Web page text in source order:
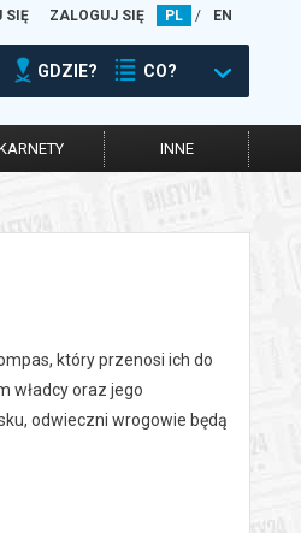
SIĘ ZALOGUJ SIĘ PL / EN
GDZIE? CO?
INNE
który przenosi ich do
władcy oraz jego
odwieczni wrogowie będą